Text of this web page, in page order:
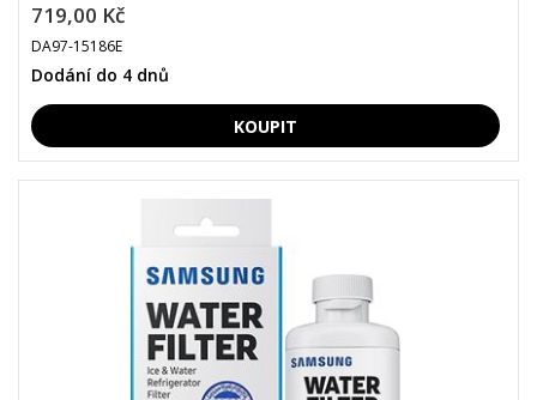
719,00 Kč
DA97-15186E
Dodání do 4 dnů